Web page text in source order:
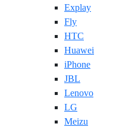
Explay
Fly
HTC
Huawei
iPhone
JBL
Lenovo
LG
Meizu